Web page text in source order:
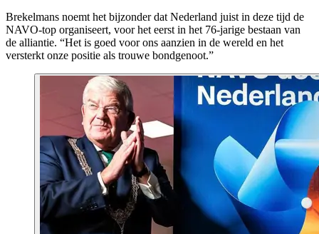
Brekelmans noemt het bijzonder dat Nederland juist in deze tijd de
NAVO-top organiseert, voor het eerst in het 76-jarige bestaan van
de alliantie. “Het is goed voor ons aanzien in de wereld en het
versterkt onze positie als trouwe bondgenoot.”